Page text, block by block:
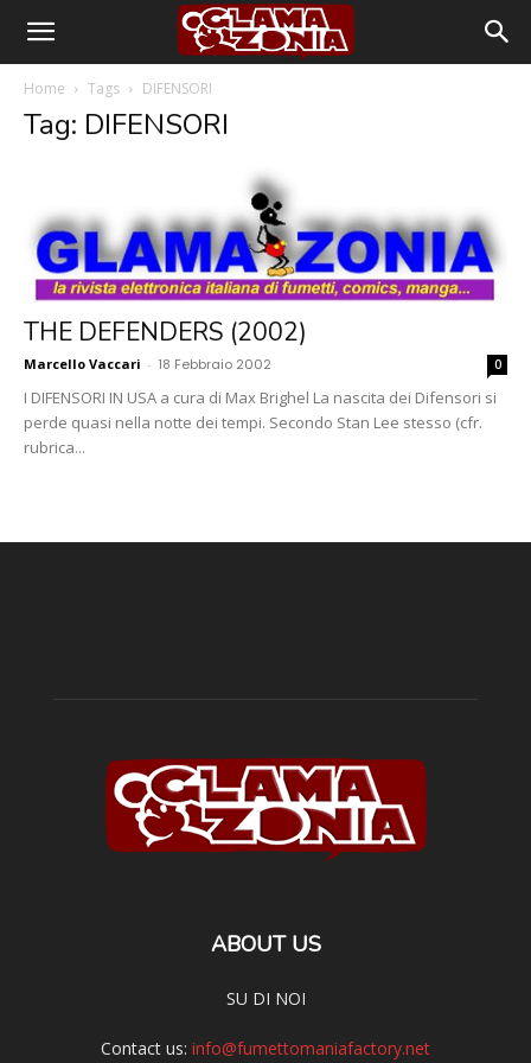
Home Tags DIFENSORI
Tag: DIFENSORI
THE DEFENDERS (2002)
Marcello Vaccari - 18 Febbraio 2002 0
I DIFENSORI IN USA a cura di Max Brighel La nascita dei Difensori si
perde quasi nella notte dei tempi. Secondo Stan Lee stesso (cfr.
rubrica...
ABOUT US
SU DI NOI
Contact us: info@fumettomaniafactory.net